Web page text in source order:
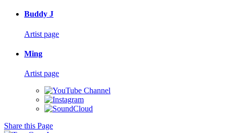
Buddy J
Artist page
Ming
Artist page
Share this Page